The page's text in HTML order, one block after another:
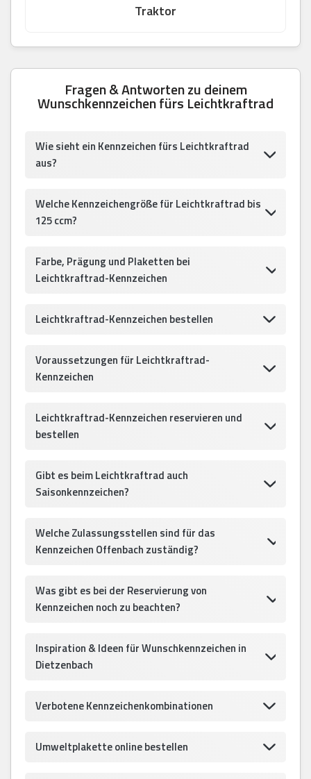
Traktor
Fragen & Antworten zu deinem
Wunschkennzeichen fürs Leichtkraftrad
Wie sieht ein Kennzeichen fürs Leichtkraftrad
aus?
Welche Kennzeichengröße für Leichtkraftrad bis
125 ccm?
Farbe, Prägung und Plaketten bei
Leichtkraftrad-Kennzeichen
Leichtkraftrad-Kennzeichen bestellen
Voraussetzungen für Leichtkraftrad-
Kennzeichen
Leichtkraftrad-Kennzeichen reservieren und
bestellen
Gibt es beim Leichtkraftrad auch
Saisonkennzeichen?
Welche Zulassungsstellen sind für das
Kennzeichen Offenbach zuständig?
Was gibt es bei der Reservierung von
Kennzeichen noch zu beachten?
Inspiration & Ideen für Wunschkennzeichen in
Dietzenbach
Verbotene Kennzeichenkombinationen
Umweltplakette online bestellen